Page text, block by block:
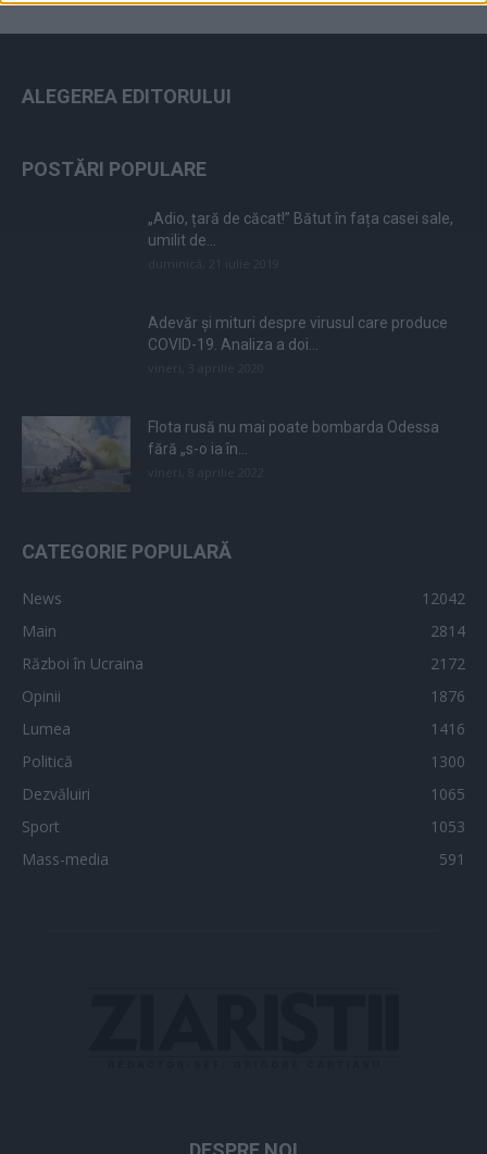
ALEGEREA EDITORULUI
POSTĂRI POPULARE
„Adio, țară de căcat!” Bătut în fața casei sale,
umilit de...
Adevăr și mituri despre virusul care produce
COVID-19. Analiza a doi...
Flota rusă nu mai poate bombarda Odessa
fără „s-o ia în...
CATEGORIE POPULARĂ
News
12042
Main
2814
Război în Ucraina
2172
Opinii
1876
Lumea
1416
Politică
1300
Dezvăluiri
1065
Sport
1053
Mass-media
591